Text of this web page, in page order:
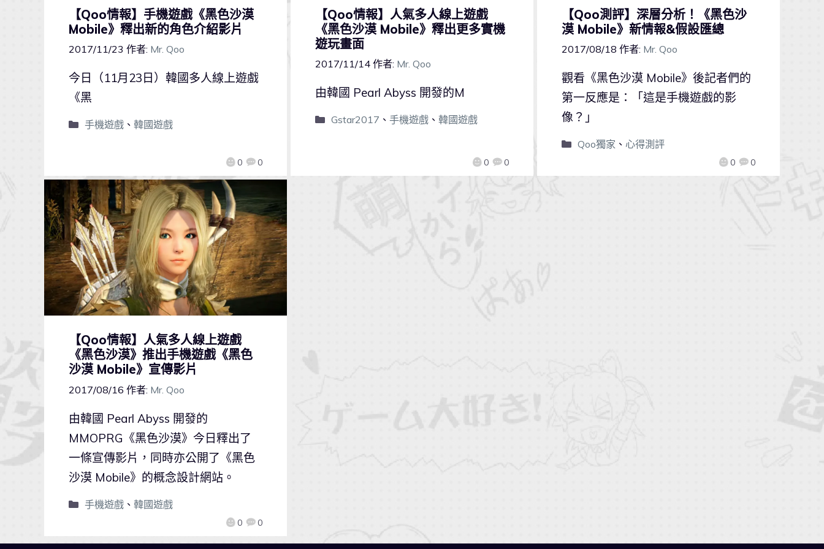
【Qoo情報】手機遊戲《黑色沙漠
Mobile》釋出新的角色介紹影片
2017/11/23 作者: Mr. Qoo
0 0
今日（11月23日）韓國多人線上遊戲
《黑
手機遊戲、 韓國遊戲
【Qoo情報】人氣多人線上遊戲
《黑色沙漠 Mobile》釋出更多實機
遊玩畫面
2017/11/14 作者: Mr. Qoo
0 0
由韓國 Pearl Abyss 開發的M
Gstar2017 、 手機遊戲、 韓國遊戲
【Qoo測評】深層分析！《黑色沙
漠 Mobile》新情報&假設匯總
2017/08/18 作者: Mr. Qoo
0 0
觀看《黑色沙漠 Mobile》後記者們的
第一反應是：「這是手機遊戲的影
像？」
Qoo獨家 、 心得測評
【Qoo情報】人氣多人線上遊戲
《黑色沙漠》推出手機遊戲《黑色
沙漠 Mobile》宣傳影片
2017/08/16 作者: Mr. Qoo
0 0
由韓國 Pearl Abyss 開發的
MMOPRG《黑色沙漠》今日釋出了
一條宣傳影片，同時亦公開了《黑色
沙漠 Mobile》的概念設計網站。
手機遊戲、 韓國遊戲